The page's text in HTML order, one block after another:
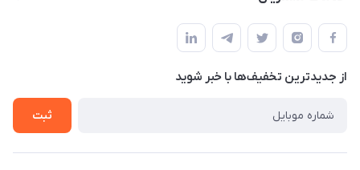
لیست محصولات
درباره ما
قوانین و مقررات
حریم خصوصی
راهنما
از جدید‌ترین تخفیف‌ها با‌ خبر شوید
ثبت